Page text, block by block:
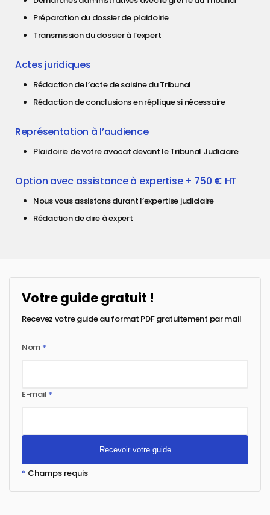
Préparation du dossier de plaidoirie
Transmission du dossier à l’expert
Actes juridiques
Rédaction de l’acte de saisine du Tribunal
Rédaction de conclusions en réplique si nécessaire
Représentation à l’audience
Plaidoirie de votre avocat devant le Tribunal Judiciare
Option avec assistance à expertise + 750 € HT
Nous vous assistons durant l’expertise judiciaire
Rédaction de dire à expert
Votre guide gratuit !
Recevez votre guide au format PDF gratuitement par mail
Nom *
E-mail *
* Champs requis